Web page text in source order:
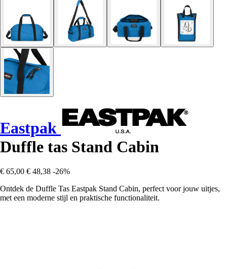
Eastpak
Duffle tas Stand Cabin
€ 65,00 € 48,38 -26%
Ontdek de Duffle Tas Eastpak Stand Cabin, perfect voor jouw uitjes,
met een moderne stijl en praktische functionaliteit.